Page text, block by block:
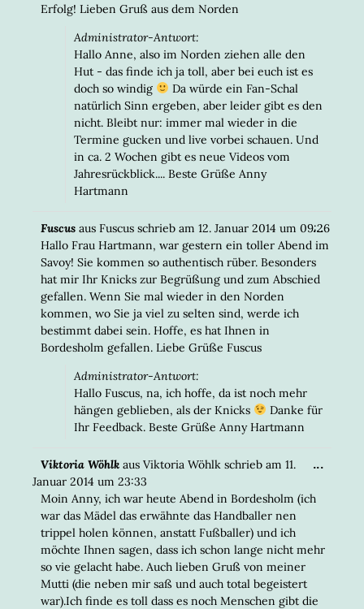
Erfolg! Lieben Gruß aus dem Norden
Administrator-Antwort:
Hallo Anne, also im Norden ziehen alle den
Hut - das finde ich ja toll, aber bei euch ist es
doch so windig
Da würde ein Fan-Schal
natürlich Sinn ergeben, aber leider gibt es den
nicht. Bleibt nur: immer mal wieder in die
Termine gucken und live vorbei schauen. Und
in ca. 2 Wochen gibt es neue Videos vom
Jahresrückblick.... Beste Grüße Anny
Hartmann
Fuscus aus Fuscus schrieb am 12. Januar 2014 um 09:26
Hallo Frau Hartmann, war gestern ein toller Abend im
Savoy! Sie kommen so authentisch rüber. Besonders
hat mir Ihr Knicks zur Begrüßung und zum Abschied
gefallen. Wenn Sie mal wieder in den Norden
kommen, wo Sie ja viel zu selten sind, werde ich
bestimmt dabei sein. Hoffe, es hat Ihnen in
Bordesholm gefallen. Liebe Grüße Fuscus
Administrator-Antwort:
Hallo Fuscus, na, ich hoffe, da ist noch mehr
hängen geblieben, als der Knicks
Danke für
Ihr Feedback. Beste Grüße Anny Hartmann
...DIESE
Viktoria Wöhlk aus Viktoria Wöhlk schrieb am 11.
Januar 2014 um 23:33
Moin Anny, ich war heute Abend in Bordesholm (ich
war das Mädel das erwähnte das Handballer nen
trippel holen können, anstatt Fußballer) und ich
möchte Ihnen sagen, dass ich schon lange nicht mehr
so vie gelacht habe. Auch lieben Gruß von meiner
Mutti (die neben mir saß und auch total begeistert
war).Ich finde es toll dass es noch Menschen gibt die
...DIESE